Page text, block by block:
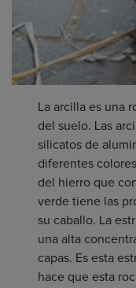
La arcilla es una
del suelo. Las
silicatos de
diferentes
del hierro que
verde tiene las
su caballo. La
una alta
capas. Es esta
hace que esta